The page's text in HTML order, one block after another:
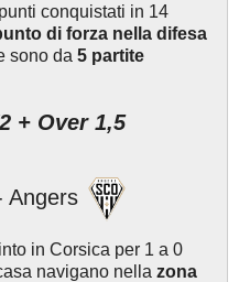
conquistati in 14
di forza nella difesa
sono da 5 partite
+ Over 1,5
Angers
in Corsica per 1 a 0
navigano nella zona